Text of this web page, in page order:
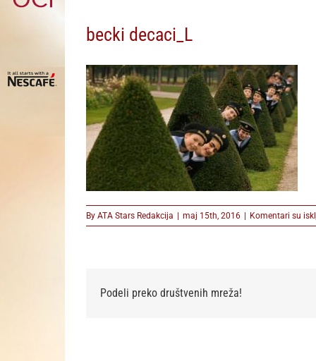
becki decaci_L
By ATA Stars Redakcija | maj 15th, 2016 | Komentari su
Podeli preko društvenih mreža!